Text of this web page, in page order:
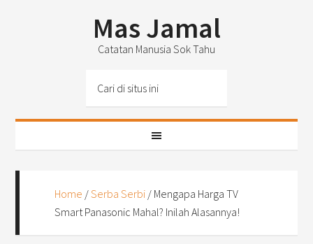
Mas Jamal
Catatan Manusia Sok Tahu
Home /Serba Serbi / Mengapa Harga TV
Smart Panasonic Mahal? Inilah Alasannya!